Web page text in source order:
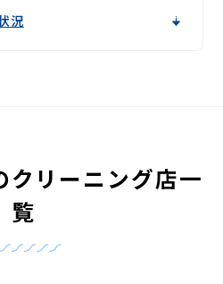
況
クリーニング店一
覧